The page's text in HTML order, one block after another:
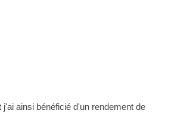
ainsi bénéficié d'un rendement de